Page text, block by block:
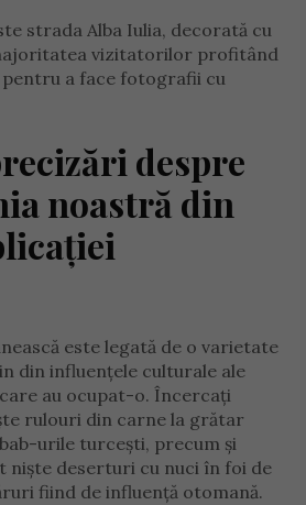
strada Alba Iulia, decorată cu
vizitatorilor profitând
a face fotografii cu
despre
noastră din
este legată de o varietate
din influențele culturale ale
au ocupat-o. Încercați
rulouri din carne la grătar
urile turcești, precum și
niște deserturi cu nuci în foi de
fiind de influență otomană.